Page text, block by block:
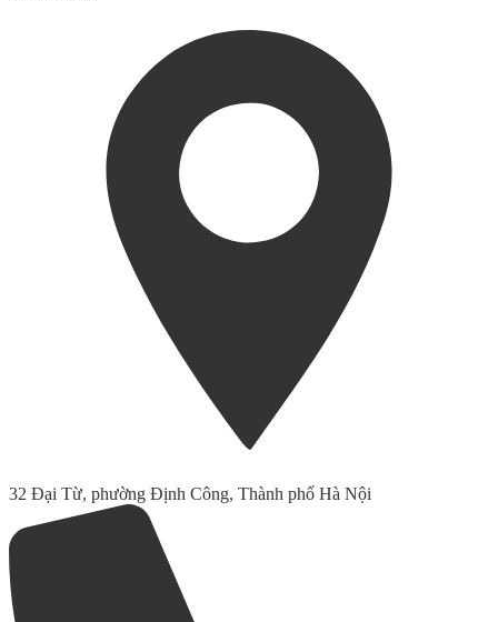
32 Đại Từ, phường Định Công, Thành phố Hà Nội